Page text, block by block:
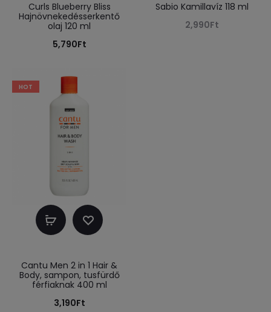
Curls Blueberry Bliss
Hajnövnekedésserkentő
olaj 120 ml
5,790Ft
Sabio Kamillavíz 118 ml
2,990Ft
HOT
Kosárba
Cantu Men 2 in 1 Hair &
Body, sampon, tusfürdő
férfiaknak 400 ml
3,190Ft